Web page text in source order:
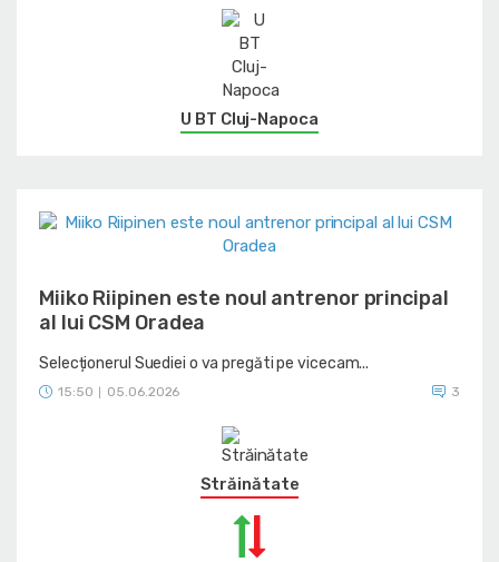
U BT Cluj-Napoca
Miiko Riipinen este noul antrenor principal
al lui CSM Oradea
Selecționerul Suediei o va pregăti pe vicecam...
15:50 05.06.2026 3
Străinătate